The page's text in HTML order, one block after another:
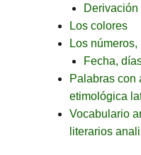
Los colores
Los
Fecha,
Palabras con
etimológica
Vocabulario
literarios